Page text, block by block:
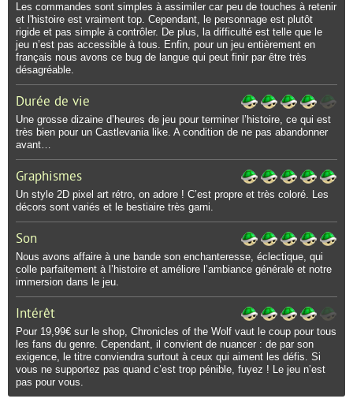
Les commandes sont simples à assimiler car peu de touches à retenir
et l'histoire est vraiment top. Cependant, le personnage est plutôt
rigide et pas simple à contrôler. De plus, la difficulté est telle que le
jeu n’est pas accessible à tous. Enfin, pour un jeu entièrement en
français nous avons ce bug de langue qui peut finir par être très
désagréable.
Durée de vie
Une grosse dizaine d’heures de jeu pour terminer l’histoire, ce qui est
très bien pour un Castlevania like. A condition de ne pas abandonner
avant…
Graphismes
Un style 2D pixel art rétro, on adore ! C’est propre et très coloré. Les
décors sont variés et le bestiaire très garni.
Son
Nous avons affaire à une bande son enchanteresse, éclectique, qui
colle parfaitement à l’histoire et améliore l’ambiance générale et notre
immersion dans le jeu.
Intérêt
Pour 19,99€ sur le shop, Chronicles of the Wolf vaut le coup pour tous
les fans du genre. Cependant, il convient de nuancer : de par son
exigence, le titre conviendra surtout à ceux qui aiment les défis. Si
vous ne supportez pas quand c’est trop pénible, fuyez ! Le jeu n’est
pas pour vous.